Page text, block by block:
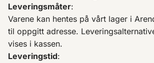
Leveringsmåter:
Varene kan hentes på vårt lager i
til oppgitt adresse.
vises i kassen.
Leveringstid: